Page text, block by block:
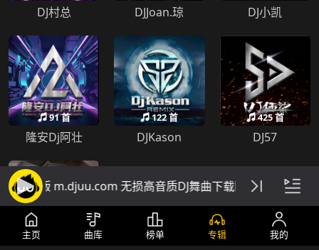
DJ村总 DJJoan.琼 DJ小凯
91 首
隆安Dj阿壮
122 首
DJKason
425 首
DJ57
18 首 196 首
手机版 m.djuu.com 无损高音质DJ舞曲下载网站
主页 曲库 榜单 专辑 我的